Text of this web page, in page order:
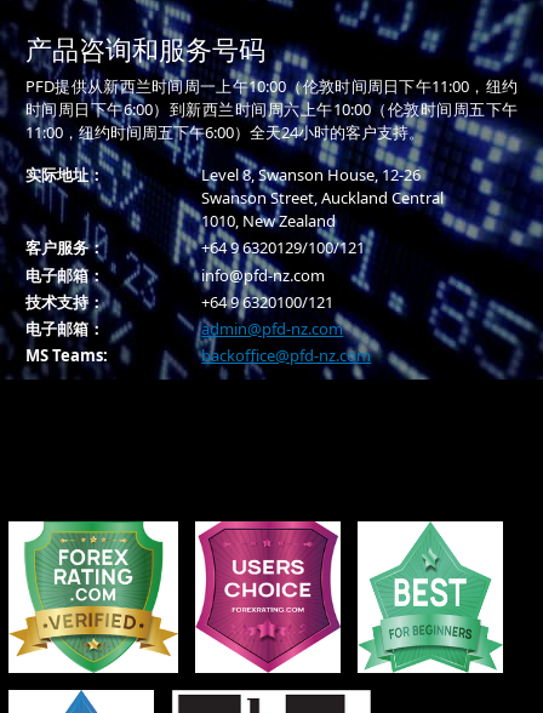
产品咨询和服务号码
PFD提供从新西兰时间周一上午10:00（伦敦时间周日下午11:00，纽约
时间周日下午6:00）到新西兰时间周六上午10:00（伦敦时间周五下午
11:00，纽约时间周五下午6:00）全天24小时的客户支持。
实际地址：
Level 8, Swanson House, 12-26
Swanson Street, Auckland Central
1010, New Zealand
客户服务：
+64 9 6320129/100/121
电子邮箱：
info@pfd-nz.com
技术支持：
+64 9 6320100/121
电子邮箱：
admin@pfd-nz.com
MS Teams:
backoffice@pfd-nz.com